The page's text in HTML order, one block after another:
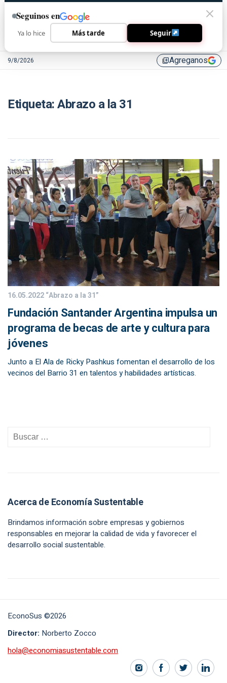
9/8/2026 library_addAgreganos
Etiqueta:Abrazo a la 31
16.05.2022“Abrazo a la 31”
Fundación Santander Argentina impulsa un
programa de becas de arte y cultura para
jóvenes
Junto a El Ala de Ricky Pashkus fomentan el desarrollo de los
vecinos del Barrio 31 en talentos y habilidades artísticas.
Acerca de Economía Sustentable
Brindamos información sobre empresas y gobiernos
responsables en mejorar la calidad de vida y favorecer el
desarrollo social sustentable.
EconoSus ©2026
Director: Norberto Zocco
hola@economiasustentable.com
Seguinos en
Ya lo hice Más tarde Seguir